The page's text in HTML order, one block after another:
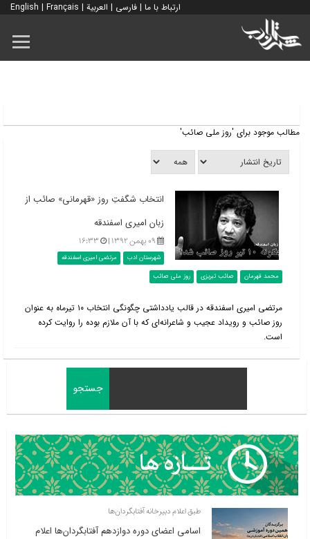
ارتباط با ما | فارسی | العربية |
English | Français
مطالب موجود برای 'روز ملی صائب'
انتخاب شگفتِ روز «قهرمانی» صائب از
زبان امیری اسفندقه
۰۹ بهمن ۱۳۹۲ | ۱۶:۳۳
شهرستان ادب
مرتضی امیری اسفندقه
محمد قهرمان
صائب تبریزی روز ملی صائب
مرتضی امیری اسفندقه در قالب یادداشتی چگونگی انتخاب ۱۰ تیرماه به عنوان
روز صائب و رویداد عجیب و شاعرانه‌ای که با آن ملازم بوده را روایت کرده
است.
طبق اعلام دبیرخانه آفتابگردان‌ها
اسامی اعضای دوره دوازدهم آفتابگردان‌ها اعلام